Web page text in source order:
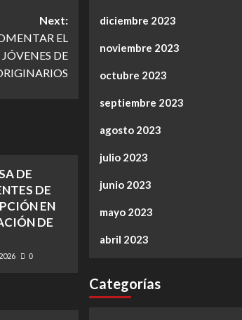
Next:
EL
DE
DE
DE
EN
DE
0
diciembre 2023
noviembre 2023
octubre 2023
septiembre 2023
agosto 2023
julio 2023
junio 2023
mayo 2023
abril 2023
Categorías